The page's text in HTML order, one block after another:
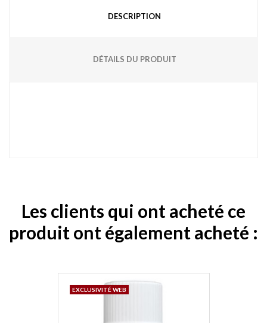
DESCRIPTION
DÉTAILS DU PRODUIT
Les clients qui ont acheté ce
produit ont également acheté :
EXCLUSIVITÉ WEB